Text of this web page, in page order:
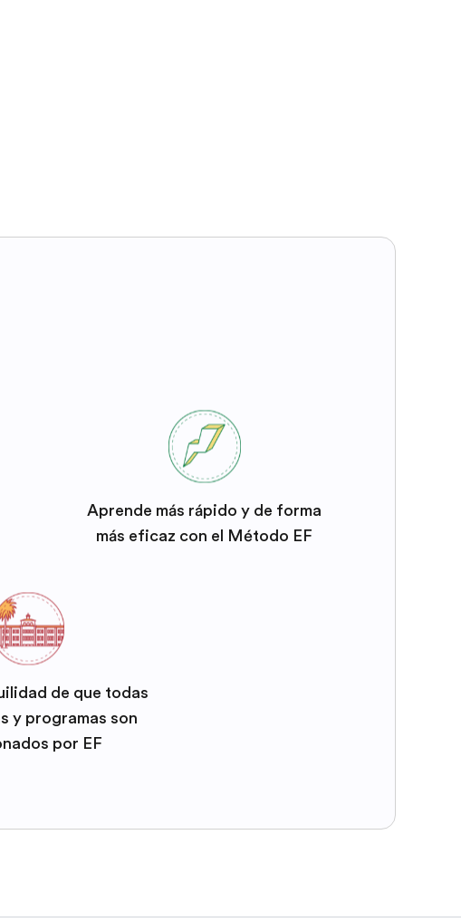
Aprende más rápido y de forma
más eficaz con el Método EF
de que todas
y programas son
por EF